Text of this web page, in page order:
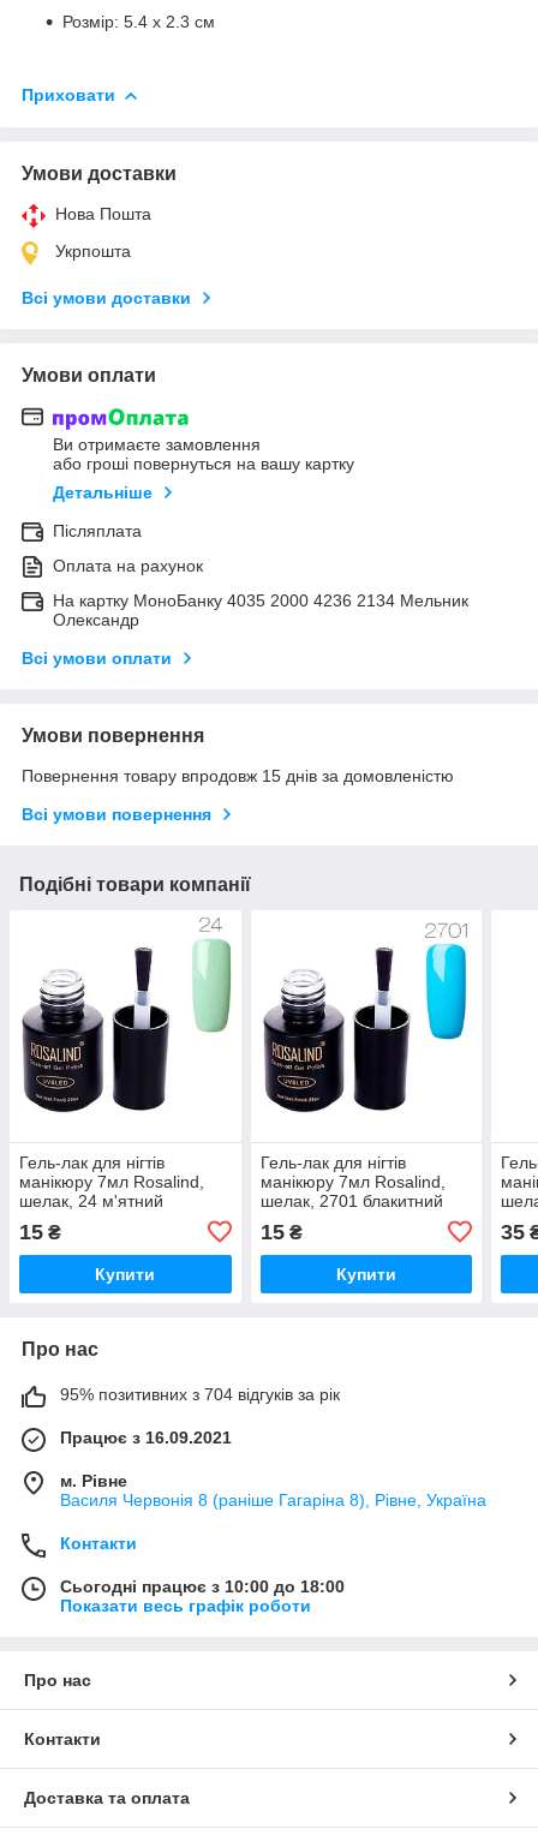
Розмір: 5.4 х 2.3 см
Приховати
Умови доставки
Нова Пошта
Укрпошта
Всі умови доставки
Умови оплати
Ви отримаєте замовлення
або гроші повернуться на вашу картку
Детальніше
Післяплата
Оплата на рахунок
На картку МоноБанку 4035 2000 4236 2134 Мельник
Олександр
Всі умови оплати
Умови повернення
Повернення товару впродовж 15 днів за домовленістю
Всі умови повернення
Подібні товари компанії
Гель-лак для нігтів
манікюру 7мл Rosalind,
шелак, 24 м'ятний
15 ₴
Купити
Гель-лак для нігтів
манікюру 7мл Rosalind,
шелак, 2701 блакитний
15₴
Купити
35
Про нас
95% позитивних з 704 відгуків за рік
Працює з 16.09.2021
м. Рівне
Василя Червонія 8 (раніше Гагаріна 8), Рівне, Україна
Контакти
Сьогодні працює з 10:00 до 18:00
Показати весь графік роботи
Про нас
Контакти
Доставка та оплата